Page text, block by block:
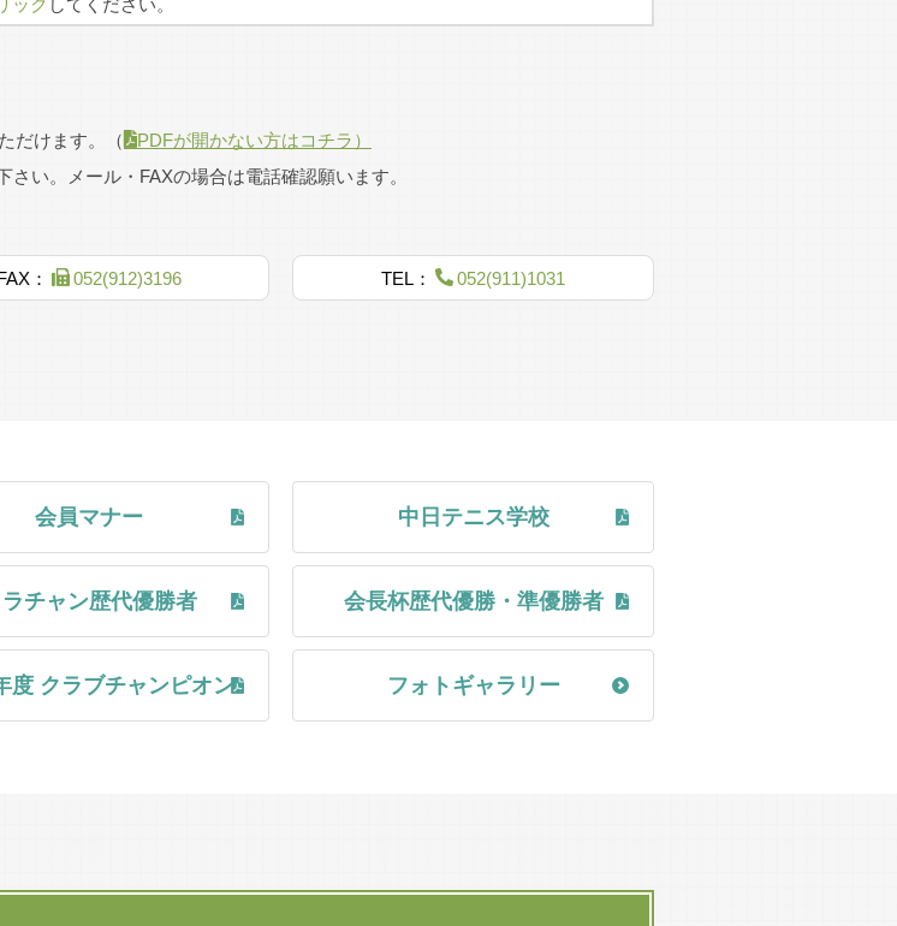
パーティー開催日が12月13日から12月6日に変更となりました。
ます。
手とスケジュールを調整しましょう。
ックしてください。
ク大会のご案内
遠征交流会 開催報告
ックしてください。
だけます。
（
PDFが開かない方はコチラ）
い。メール・FAXの場合は電話確認願います。
： 052(912)3196 TEL： 052(911)1031
会員マナー 中日テニス学校
チャン歴代優勝者 会長杯歴代優勝・準優勝者
度 クラブチャンピオン フォトギャラリー
栄コート（現・愛知芸術文化センター）へ移転 コート5面
コート4面増設（2面スタンド付き）、倶楽部ハウス新築
全盛時代を迎える
栄コートで全日本選手権大会開催
これをきっかけに、国際試合が毎年のように続く
第1回「全国百歳庭球トーナメント」開催
中日テニス学校開校